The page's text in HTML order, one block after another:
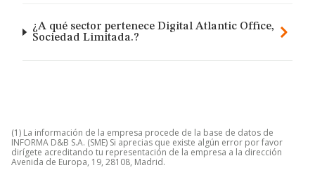
¿A qué sector pertenece Digital Atlantic Office,
Sociedad Limitada.?
(1) La información de la empresa procede de la base de datos de
INFORMA D&B S.A. (SME) Si aprecias que existe algún error por favor
dirígete acreditando tu representación de la empresa a la dirección
Avenida de Europa, 19, 28108, Madrid.